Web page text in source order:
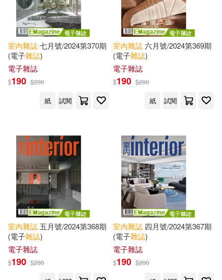
室內雜誌七月號/2024第370期
(電子雜誌)
電子雜誌
$190 $200
紙
試閱
室內雜誌 六月號/2024第369期
(電子雜誌)
電子雜誌
$190 $200
紙
試閱
室內雜誌 五月號/2024第368期
(電子雜誌)
電子雜誌
$190 $200
室內雜誌 四月號/2024第367期
(電子雜誌)
電子雜誌
$190 $200